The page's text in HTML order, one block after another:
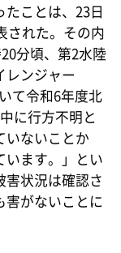
ことは、23日
された。その内
分頃、第2水陸
レンジャー
て令和6年度北
に行方不明と
いないことか
います。」とい
害状況は確認さ
害がないことに